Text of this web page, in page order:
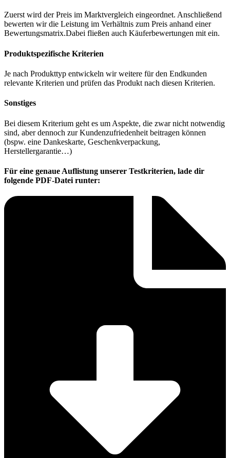
Zuerst wird der Preis im Marktvergleich eingeordnet. Anschließend
bewerten wir die Leistung im Verhältnis zum Preis anhand einer
Bewertungsmatrix.Dabei fließen auch Käuferbewertungen mit ein.
Produktspezifische Kriterien
Je nach Produkttyp entwickeln wir weitere für den Endkunden
relevante Kriterien und prüfen das Produkt nach diesen Kriterien.
Sonstiges
Bei diesem Kriterium geht es um Aspekte, die zwar nicht notwendig
sind, aber dennoch zur Kundenzufriedenheit beitragen können
(bspw. eine Dankeskarte, Geschenkverpackung,
Herstellergarantie…)
Für eine genaue Auflistung unserer Testkriterien, lade dir
folgende PDF-Datei runter: